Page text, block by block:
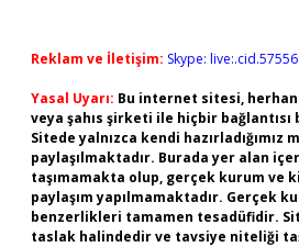
Reklam ve İletişim: Skype:
Yasal Uyarı: Bu internet sitesi,
veya şahıs şirketi ile hiçbir
Sitede yalnızca kendi hazırladığımız
paylaşılmaktadır. Burada yer alan
taşımamakta olup, gerçek kurum ve
paylaşım yapılmamaktadır. Gerçek
benzerlikleri tamamen tesadüfidir.
taslak halindedir ve tavsiye niteliği